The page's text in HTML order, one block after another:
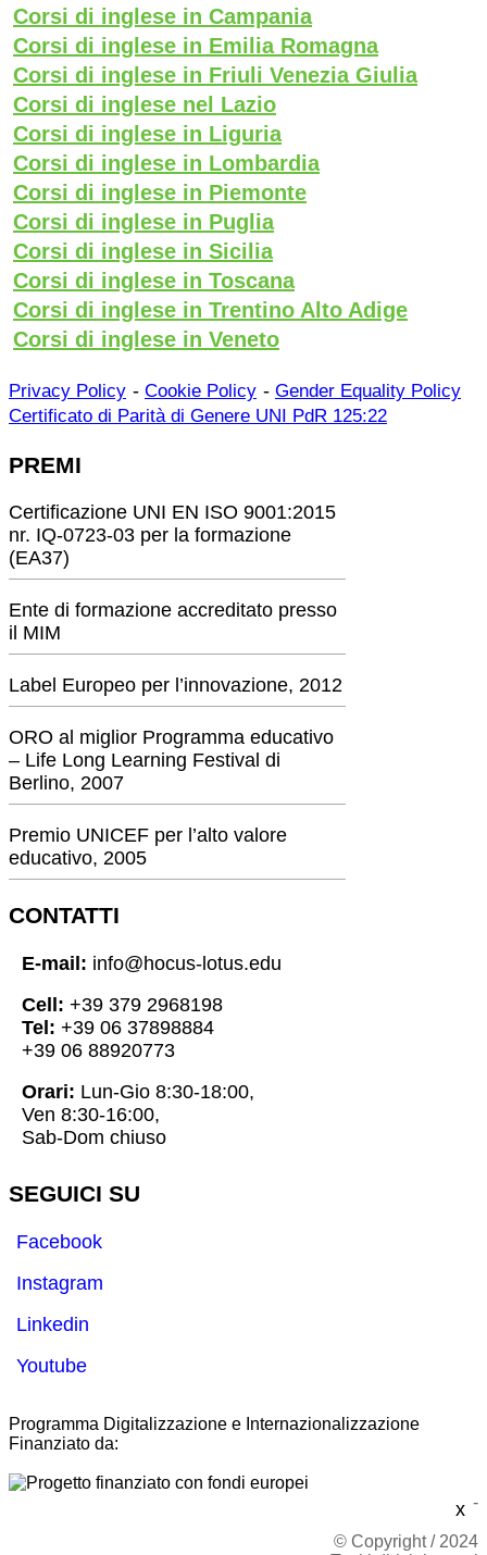
Corsi di inglese in Campania
Corsi di inglese in Emilia Romagna
Corsi di inglese in Friuli Venezia Giulia
Corsi di inglese nel Lazio
Corsi di inglese in Liguria
Corsi di inglese in Lombardia
Corsi di inglese in Piemonte
Corsi di inglese in Puglia
Corsi di inglese in Sicilia
Corsi di inglese in Toscana
Corsi di inglese in Trentino Alto Adige
Corsi di inglese in Veneto
x
Privacy Policy - Cookie Policy - Gender Equality Policy
Certificato di Parità di Genere UNI PdR 125:22
PREMI
Certificazione UNI EN ISO 9001:2015
nr. IQ-0723-03 per la formazione
(EA37)
Ente di formazione accreditato presso
il MIM
Label Europeo per l’innovazione, 2012
ORO al miglior Programma educativo
– Life Long Learning Festival di
Berlino, 2007
Premio UNICEF per l’alto valore
educativo, 2005
CONTATTI
E-mail: info@hocus-lotus.edu
Cell: +39 379 2968198
Tel: +39 06 37898884
+39 06 88920773
Orari: Lun-Gio 8:30-18:00,
Ven 8:30-16:00,
Sab-Dom chiuso
SEGUICI SU
Facebook
Instagram
Linkedin
Youtube
Programma Digitalizzazione e Internazionalizzazione
Finanziato da:
-
© Copyright / 2024